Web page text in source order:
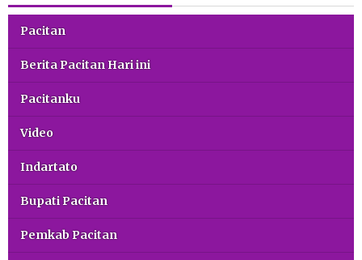
Pacitan
Berita Pacitan Hari ini
Pacitanku
Video
Indartato
Bupati Pacitan
Pemkab Pacitan